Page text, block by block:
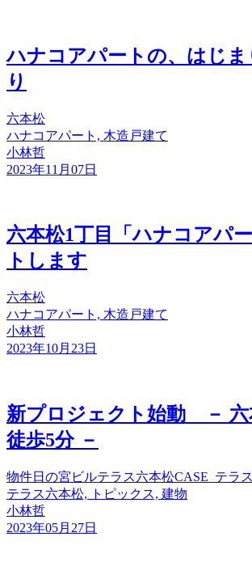
ハナコアパートの、はじま
り
六本松
ハナコアパート, 木造戸建て
小林哲
2023年11月07日
六本松1丁目「ハナコアパ
トします
六本松
ハナコアパート, 木造戸建て
小林哲
2023年10月23日
新プロジェクト始動 － 六
徒歩5分 －
物件日の宮ビルテラス六本松CASE_テラ
テラス六本松, トピックス, 建物
小林哲
2023年05月27日